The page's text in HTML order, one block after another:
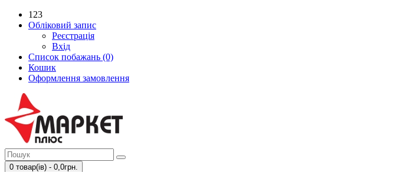
123
Обліковий запис
Реєстрація
Вхід
Список побажань (0)
Кошик
Оформлення замовлення
0 товар(ів) - 0,0грн.